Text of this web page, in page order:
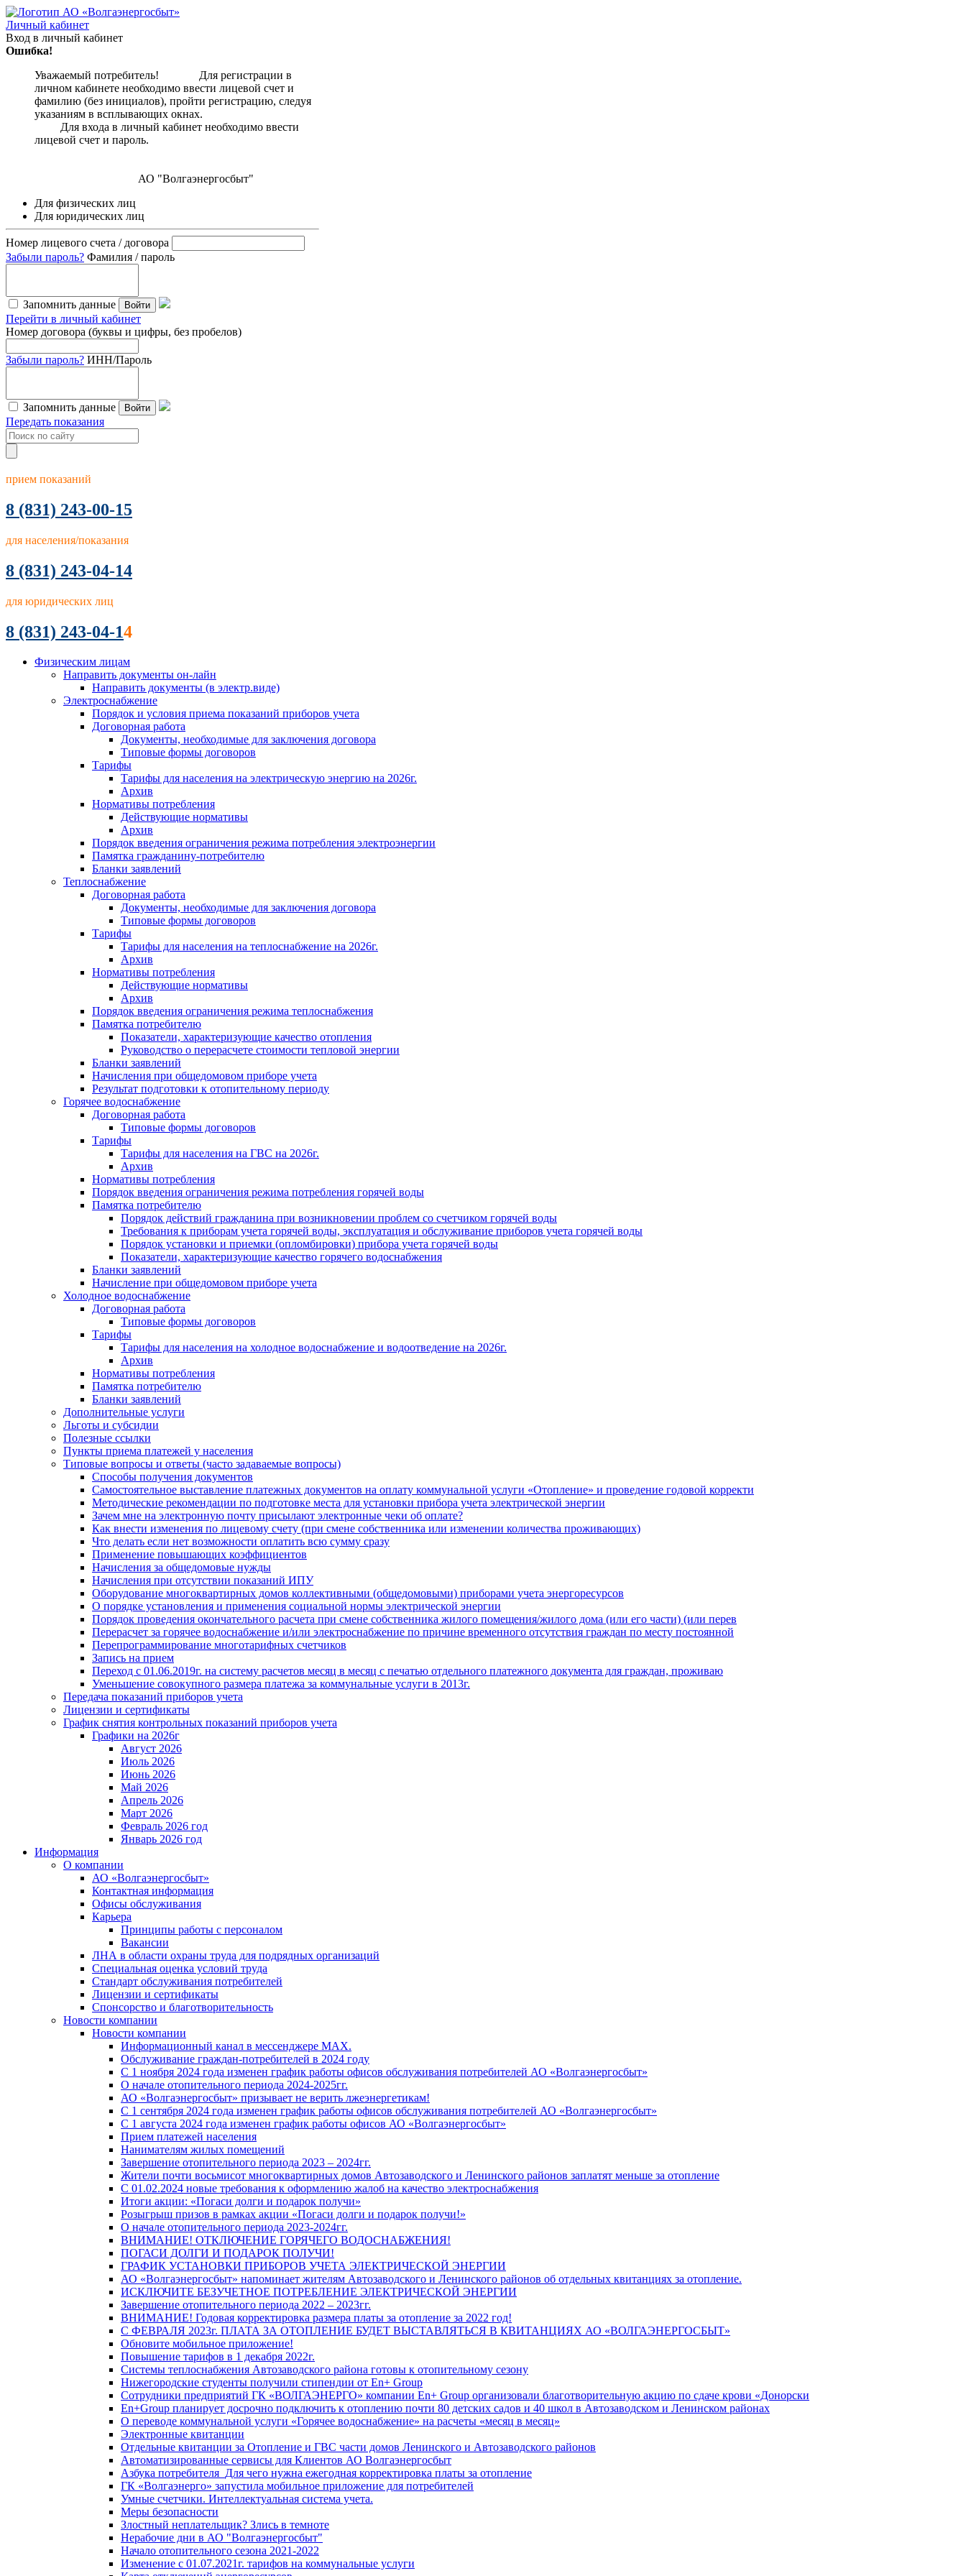
Личный кабинет
Вход в личный кабинет
Ошибка!
Уважаемый потребитель! Для регистрации в
личном кабинете необходимо ввести лицевой счет и
фамилию (без инициалов), пройти регистрацию, следуя
указаниям в всплывающих окнах.
Для входа в личный кабинет необходимо ввести
лицевой счет и пароль.
АО "Волгаэнергосбыт"
Для физических лиц
Для юридических лиц
Номер лицевого счета / договора
Забыли пароль? Фамилия / пароль
Запомнить данные Войти
Перейти в личный кабинет
Номер договора (буквы и цифры, без пробелов)
Забыли пароль? ИНН/Пароль
Запомнить данные Войти
Передать показания
прием показаний
8 (831) 243-00-15
для населения/показания
8 (831) 243-04-14
для юридических лиц
8 (831) 243-04-14
Физическим лицам
Направить документы он-лайн
Направить документы (в электр.виде)
Электроснабжение
Порядок и условия приема показаний приборов учета
Договорная работа
Документы, необходимые для заключения договора
Типовые формы договоров
Тарифы
Тарифы для населения на электрическую энергию на 2026г.
Архив
Нормативы потребления
Действующие нормативы
Архив
Порядок введения ограничения режима потребления электроэнергии
Памятка гражданину-потребителю
Бланки заявлений
Теплоснабжение
Договорная работа
Документы, необходимые для заключения договора
Типовые формы договоров
Тарифы
Тарифы для населения на теплоснабжение на 2026г.
Архив
Нормативы потребления
Действующие нормативы
Архив
Порядок введения ограничения режима теплоснабжения
Памятка потребителю
Показатели, характеризующие качество отопления
Руководство о перерасчете стоимости тепловой энергии
Бланки заявлений
Начисления при общедомовом приборе учета
Результат подготовки к отопительному периоду
Горячее водоснабжение
Договорная работа
Типовые формы договоров
Тарифы
Тарифы для населения на ГВС на 2026г.
Архив
Нормативы потребления
Порядок введения ограничения режима потребления горячей воды
Памятка потребителю
Порядок действий гражданина при возникновении проблем со счетчиком горячей воды
Требования к приборам учета горячей воды, эксплуатация и обслуживание приборов учета горячей воды
Порядок установки и приемки (опломбировки) прибора учета горячей воды
Показатели, характеризующие качество горячего водоснабжения
Бланки заявлений
Начисление при общедомовом приборе учета
Холодное водоснабжение
Договорная работа
Типовые формы договоров
Тарифы
Тарифы для населения на холодное водоснабжение и водоотведение на 2026г.
Архив
Нормативы потребления
Памятка потребителю
Бланки заявлений
Дополнительные услуги
Льготы и субсидии
Полезные ссылки
Пункты приема платежей у населения
Типовые вопросы и ответы (часто задаваемые вопросы)
Способы получения документов
Самостоятельное выставление платежных документов на оплату коммунальной услуги «Отопление» и проведение годовой корректи
Методические рекомендации по подготовке места для установки прибора учета электрической энергии
Зачем мне на электронную почту присылают электронные чеки об оплате?
Как внести изменения по лицевому счету (при смене собственника или изменении количества проживающих)
Что делать если нет возможности оплатить всю сумму сразу
Применение повышающих коэффициентов
Начисления за общедомовые нужды
Начисления при отсутствии показаний ИПУ
Оборудование многоквартирных домов коллективными (общедомовыми) приборами учета энергоресурсов
О порядке установления и применения социальной нормы электрической энергии
Порядок проведения окончательного расчета при смене собственника жилого помещения/жилого дома (или его части) (или перев
Перерасчет за горячее водоснабжение и/или электроснабжение по причине временного отсутствия граждан по месту постоянной
Перепрограммирование многотарифных счетчиков
Запись на прием
Переход с 01.06.2019г. на систему расчетов месяц в месяц с печатью отдельного платежного документа для граждан, проживаю
Уменьшение совокупного размера платежа за коммунальные услуги в 2013г.
Передача показаний приборов учета
Лицензии и сертификаты
График снятия контрольных показаний приборов учета
Графики на 2026г
Август 2026
Июль 2026
Июнь 2026
Май 2026
Апрель 2026
Март 2026
Февраль 2026 год
Январь 2026 год
Информация
О компании
АО «Волгаэнергосбыт»
Контактная информация
Офисы обслуживания
Карьера
Принципы работы с персоналом
Вакансии
ЛНА в области охраны труда для подрядных организаций
Специальная оценка условий труда
Стандарт обслуживания потребителей
Лицензии и сертификаты
Спонсорство и благотворительность
Новости компании
Новости компании
Информационный канал в мессенджере MAX.
Обслуживание граждан-потребителей в 2024 году
С 1 ноября 2024 года изменен график работы офисов обслуживания потребителей АО «Волгаэнергосбыт»
О начале отопительного периода 2024-2025гг.
АО «Волгаэнергосбыт» призывает не верить лжеэнергетикам!
С 1 сентября 2024 года изменен график работы офисов обслуживания потребителей АО «Волгаэнергосбыт»
С 1 августа 2024 года изменен график работы офисов АО «Волгаэнергосбыт»
Прием платежей населения
Нанимателям жилых помещений
Завершение отопительного периода 2023 – 2024гг.
Жители почти восьмисот многоквартирных домов Автозаводского и Ленинского районов заплатят меньше за отопление
С 01.02.2024 новые требования к оформлению жалоб на качество электроснабжения
Итоги акции: «Погаси долги и подарок получи»
Розыгрыш призов в рамках акции «Погаси долги и подарок получи!»
О начале отопительного периода 2023-2024гг.
ВНИМАНИЕ! ОТКЛЮЧЕНИЕ ГОРЯЧЕГО ВОДОСНАБЖЕНИЯ!
ПОГАСИ ДОЛГИ И ПОДАРОК ПОЛУЧИ!
ГРАФИК УСТАНОВКИ ПРИБОРОВ УЧЕТА ЭЛЕКТРИЧЕСКОЙ ЭНЕРГИИ
АО «Волгаэнергосбыт» напоминает жителям Автозаводского и Ленинского районов об отдельных квитанциях за отопление.
ИСКЛЮЧИТЕ БЕЗУЧЕТНОЕ ПОТРЕБЛЕНИЕ ЭЛЕКТРИЧЕСКОЙ ЭНЕРГИИ
Завершение отопительного периода 2022 – 2023гг.
ВНИМАНИЕ! Годовая корректировка размера платы за отопление за 2022 год!
С ФЕВРАЛЯ 2023г. ПЛАТА ЗА ОТОПЛЕНИЕ БУДЕТ ВЫСТАВЛЯТЬСЯ В КВИТАНЦИЯХ АО «ВОЛГАЭНЕРГОСБЫТ»
Обновите мобильное приложение!
Повышение тарифов в 1 декабря 2022г.
Системы теплоснабжения Автозаводского района готовы к отопительному сезону
Нижегородские студенты получили стипендии от En+ Group
Сотрудники предприятий ГК «ВОЛГАЭНЕРГО» компании En+ Group организовали благотворительную акцию по сдаче крови «Донорски
En+Group планирует досрочно подключить к отоплению почти 80 детских садов и 40 школ в Автозаводском и Ленинском районах
О переводе коммунальной услуги «Горячее водоснабжение» на расчеты «месяц в месяц»
Электронные квитанции
Отдельные квитанции за Отопление и ГВС части домов Ленинского и Автозаводского районов
Автоматизированные сервисы для Клиентов АО Волгаэнергосбыт
Азбука потребителя_Для чего нужна ежегодная корректировка платы за отопление
ГК «Волгаэнерго» запустила мобильное приложение для потребителей
Умные счетчики. Интеллектуальная система учета.
Меры безопасности
Злостный неплательщик? Злись в темноте
Нерабочие дни в АО "Волгаэнергосбыт"
Начало отопительного сезона 2021-2022
Изменение с 01.07.2021г. тарифов на коммунальные услуги